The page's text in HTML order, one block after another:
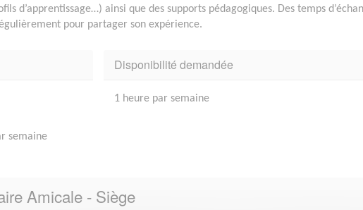
d’apprentissage…) ainsi que des supports pédagogiques. Des temps
pour partager son expérience.
semaine
Disponibilité demandée
1 heure par semaine
Amicale - Siège